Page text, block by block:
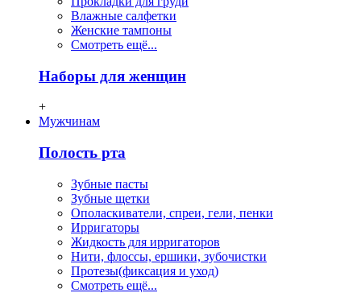
Влажные салфетки
Женские тампоны
Смотреть ещё...
Наборы для женщин
+
Мужчинам
Полость рта
Зубные пасты
Зубные щетки
Ополаскиватели, спреи, гели, пенки
Ирригаторы
Жидкость для ирригаторов
Нити, флосcы, ершики, зубочистки
Протезы(фиксация и уход)
Смотреть ещё...